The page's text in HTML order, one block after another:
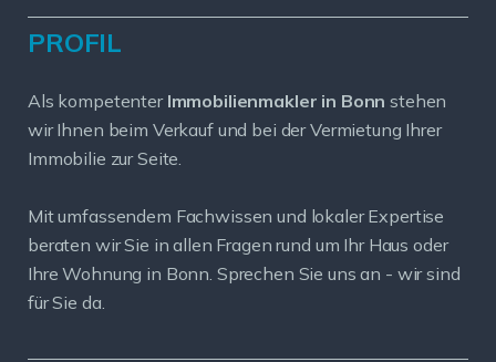
PROFIL
Als kompetenter Immobilienmakler in Bonn stehen
wir Ihnen beim Verkauf und bei der Vermietung Ihrer
Immobilie zur Seite.
Mit umfassendem Fachwissen und lokaler Expertise
beraten wir Sie in allen Fragen rund um Ihr Haus oder
Ihre Wohnung in Bonn. Sprechen Sie uns an - wir sind
für Sie da.